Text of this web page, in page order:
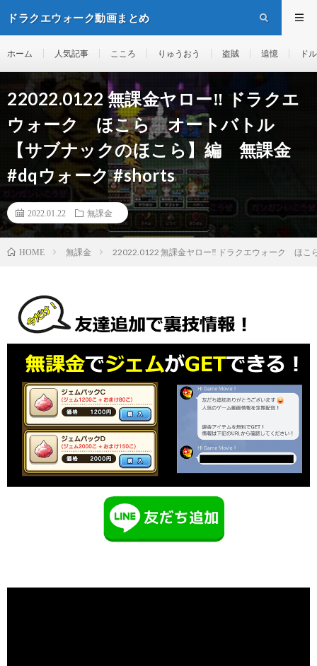
ドラクエウォーク動画まとめ
ホーム 人気記事 こころ りゅうおう 盗賊 追憶 ド
22022.0122 無課金ヤロー‼️ ドラクエ
ウォーク ほこら オートバトル
【サブナックのほこら】編 無課金
#dqウォーク #shorts
2022.01.22 無課金
HOME 無課金 22022.0122 無課金ヤロー‼️ ドラクエウォーク ほ